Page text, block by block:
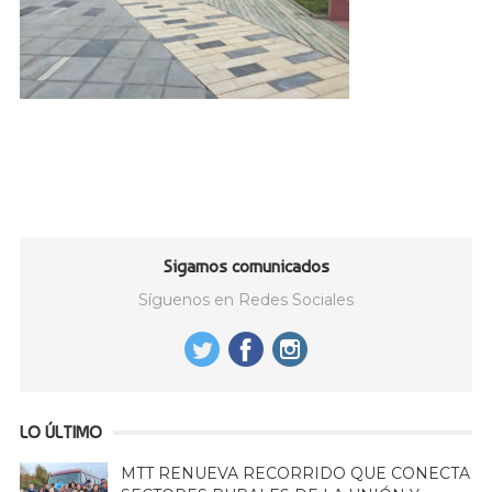
Sigamos comunicados
Síguenos en Redes Sociales
LO ÚLTIMO
MTT RENUEVA RECORRIDO QUE CONECTA